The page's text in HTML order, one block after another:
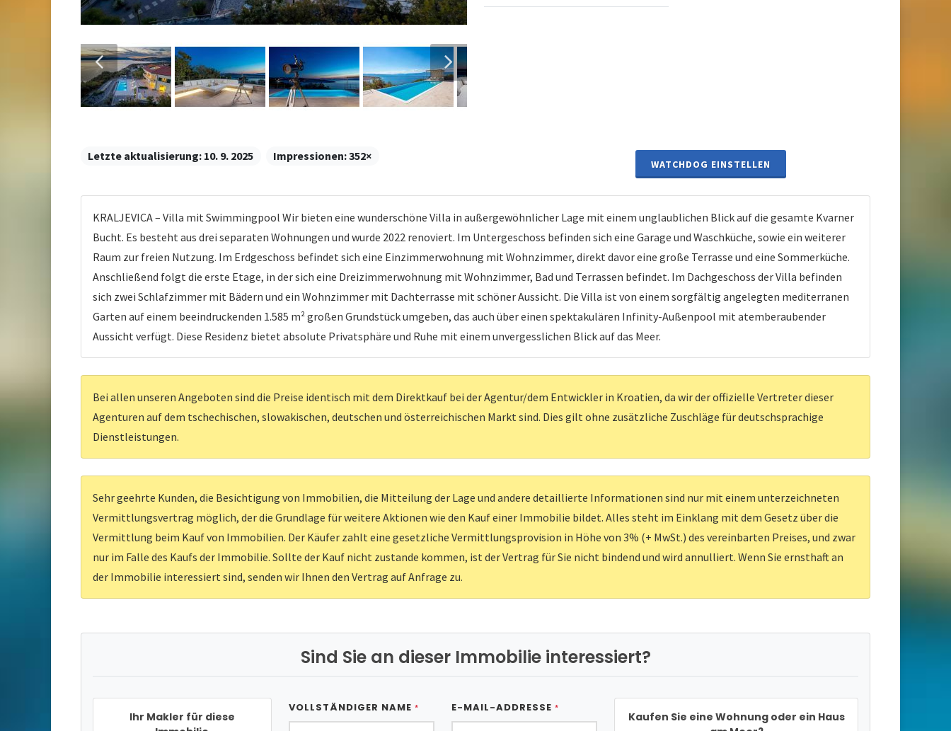
Letzte aktualisierung: 10. 9. 2025 Impressionen:352×
WATCHDOG EINSTELLEN
KRALJEVICA – Villa mit Swimmingpool Wir bieten eine wunderschöne Villa in außergewöhnlicher Lage mit einem unglaublichen Blick auf die gesamte Kvarner
Bucht. Es besteht aus drei separaten Wohnungen und wurde 2022 renoviert. Im Untergeschoss befinden sich eine Garage und Waschküche, sowie ein weiterer
Raum zur freien Nutzung. Im Erdgeschoss befindet sich eine Einzimmerwohnung mit Wohnzimmer, direkt davor eine große Terrasse und eine Sommerküche.
Anschließend folgt die erste Etage, in der sich eine Dreizimmerwohnung mit Wohnzimmer, Bad und Terrassen befindet. Im Dachgeschoss der Villa befinden
sich zwei Schlafzimmer mit Bädern und ein Wohnzimmer mit Dachterrasse mit schöner Aussicht. Die Villa ist von einem sorgfältig angelegten mediterranen
Garten auf einem beeindruckenden 1.585 m² großen Grundstück umgeben, das auch über einen spektakulären Infinity-Außenpool mit atemberaubender
Aussicht verfügt. Diese Residenz bietet absolute Privatsphäre und Ruhe mit einem unvergesslichen Blick auf das Meer.
Bei allen unseren Angeboten sind die Preise identisch mit dem Direktkauf bei der Agentur/dem Entwickler in Kroatien, da wir der offizielle Vertreter dieser
Agenturen auf dem tschechischen, slowakischen, deutschen und österreichischen Markt sind. Dies gilt ohne zusätzliche Zuschläge für deutschsprachige
Dienstleistungen.
Sehr geehrte Kunden, die Besichtigung von Immobilien, die Mitteilung der Lage und andere detaillierte Informationen sind nur mit einem unterzeichneten
Vermittlungsvertrag möglich, der die Grundlage für weitere Aktionen wie den Kauf einer Immobilie bildet. Alles steht im Einklang mit dem Gesetz über die
Vermittlung beim Kauf von Immobilien. Der Käufer zahlt eine gesetzliche Vermittlungsprovision in Höhe von 3% (+ MwSt.) des vereinbarten Preises, und zwar
nur im Falle des Kaufs der Immobilie. Sollte der Kauf nicht zustande kommen, ist der Vertrag für Sie nicht bindend und wird annulliert. Wenn Sie ernsthaft an
der Immobilie interessiert sind, senden wir Ihnen den Vertrag auf Anfrage zu.
Sind Sie an dieser Immobilie interessiert?
Ihr Makler für diese
VOLLSTÄNDIGER NAME * E-MAIL-ADDRESSE *
Kaufen Sie eine Wohnung oder ein Haus